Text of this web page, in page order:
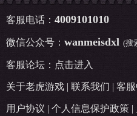
客服电话： 4009101010
微信公众号： wanmeisdxl (搜
客服论坛： 点击进入
关于老虎游戏 | 联系我们 | 客
用户协议 | 个人信息保护政策 |